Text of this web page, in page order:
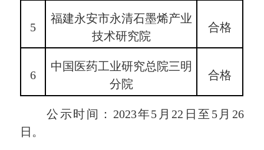
5
福建永安市永清石墨烯产业
技术研究院
合格
6
中国医药工业研究总院三明
分院
合格
公示时间：2023年5月22日至5月26
日。